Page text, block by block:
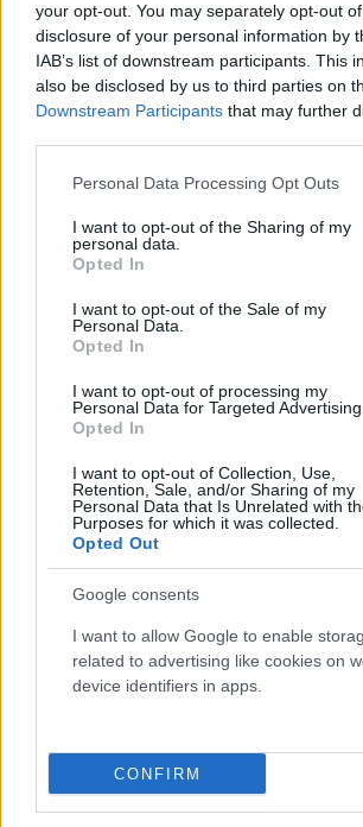
your opt-out. You may separately opt-out
disclosure of your personal information by
IAB’s list of downstream participants. This
also be disclosed by us to third parties on
Downstream Participants that may further
Please note that this website/app uses one
not limited to your visit or usage behaviour.
grant or deny consent to Google and its
use your data for below specified purposes
consent section.
Personal Data Processing Opt Outs
I want to opt-out of the Sharing of my
personal data.
Opted In
I want to opt-out of the Sale of my
Personal Data.
Opted In
I want to opt-out of processing my
Personal Data for Targeted Advertising.
Opted In
I want to opt-out of Collection, Use,
Retention, Sale, and/or Sharing of my
Personal Data that Is Unrelated with
Purposes for which it was collected.
Opted Out
Google consents
I want to allow Google to enable
related to advertising like cookies on
device identifiers in apps.
CONFIRM
Ωστόσο, σύμφωνα με τα πλάνα
εκπομπή, ένας φρουρός ασφαλείας
θαυμαστή, φάνηκε να επιτίθεται
άτομο, αρπάζοντάς το από τη
σπρώχνοντάς το επιθετικά.
Η Κολομβιανή τραγουδίστρια
κριτική από άτομα στα κοινωνικά
πολλοί θεωρούν ότι θα έπρεπε να